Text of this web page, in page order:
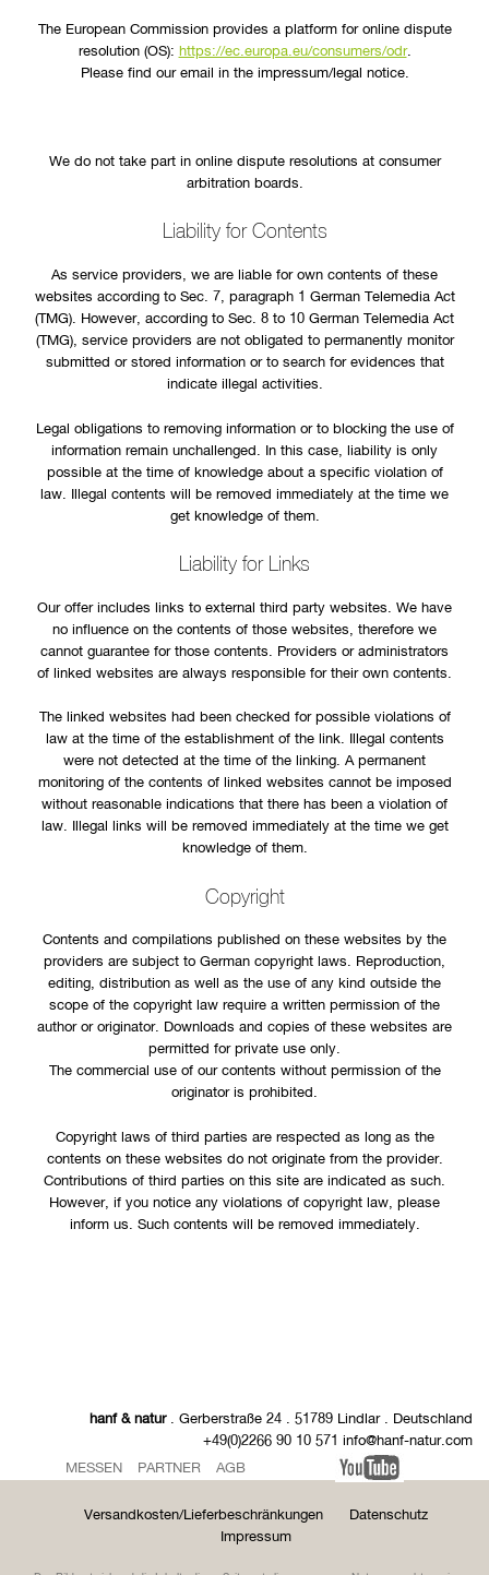
The European Commission provides a platform for online dispute
resolution (OS): https://ec.europa.eu/consumers/odr.
Please find our email in the impressum/legal notice.
We do not take part in online dispute resolutions at consumer
arbitration boards.
Liability for Contents
As service providers, we are liable for own contents of these
websites according to Sec. 7, paragraph 1 German Telemedia Act
(TMG). However, according to Sec. 8 to 10 German Telemedia Act
(TMG), service providers are not obligated to permanently monitor
submitted or stored information or to search for evidences that
indicate illegal activities.
Legal obligations to removing information or to blocking the use of
information remain unchallenged. In this case, liability is only
possible at the time of knowledge about a specific violation of
law. Illegal contents will be removed immediately at the time we
get knowledge of them.
Liability for Links
Our offer includes links to external third party websites. We have
no influence on the contents of those websites, therefore we
cannot guarantee for those contents. Providers or administrators
of linked websites are always responsible for their own contents.
The linked websites had been checked for possible violations of
law at the time of the establishment of the link. Illegal contents
were not detected at the time of the linking. A permanent
monitoring of the contents of linked websites cannot be imposed
without reasonable indications that there has been a violation of
law. Illegal links will be removed immediately at the time we get
knowledge of them.
Copyright
Contents and compilations published on these websites by the
providers are subject to German copyright laws. Reproduction,
editing, distribution as well as the use of any kind outside the
scope of the copyright law require a written permission of the
author or originator. Downloads and copies of these websites are
permitted for private use only.
The commercial use of our contents without permission of the
originator is prohibited.
Copyright laws of third parties are respected as long as the
contents on these websites do not originate from the provider.
Contributions of third parties on this site are indicated as such.
However, if you notice any violations of copyright law, please
inform us. Such contents will be removed immediately.
hanf & natur. Gerberstraße 24 . 51789 Lindlar . Deutschland
+49(0)2266 90 10 571 info@hanf-natur.com
MESSEN
PARTNER AGB
Versandkosten/Lieferbeschränkungen
Datenschutz
Impressum